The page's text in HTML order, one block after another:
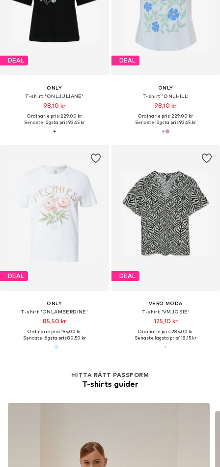
DEAL
ONLY
T-shirt 'ONLJULIANE'
98,10 kr
Ordinarie pris: 229,00 kr
Senaste lägsta pris:92,65 kr
DEAL
ONLY
T-shirt 'ONLHILL'
98,10 kr
Ordinarie pris: 229,00 kr
Senaste lägsta pris:92,65 kr
DEAL
ONLY
T-shirt 'ONLAMBERDINE'
85,50 kr
Ordinarie pris: 195,00 kr
Senaste lägsta pris:80,50 kr
DEAL
VERO MODA
T-shirt 'VMJOSIE'
125,10 kr
Ordinarie pris: 285,00 kr
Senaste lägsta pris:118,15 kr
HITTA RÄTT PASSFORM
T-shirts guider